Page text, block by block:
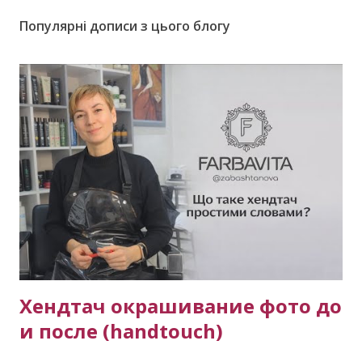
Популярні дописи з цього блогу
Хендтач окрашивание фото до
и после (handtouch)